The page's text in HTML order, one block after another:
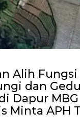
Alih Fungsi
dan
Dapur
Minta APH